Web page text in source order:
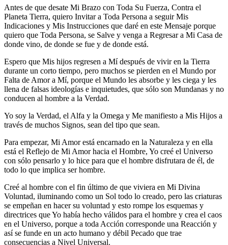
Antes de que desate Mi Brazo con Toda Su Fuerza, Contra el
Planeta Tierra, quiero Invitar a Toda Persona a seguir Mis
Indicaciones y Mis Instrucciones que daré en este Mensaje porque
quiero que Toda Persona, se Salve y venga a Regresar a Mi Casa de
donde vino, de donde se fue y de donde está.
Espero que Mis hijos regresen a Mí después de vivir en la Tierra
durante un corto tiempo, pero muchos se pierden en el Mundo por
Falta de Amor a Mí, porque el Mundo les absorbe y les ciega y les
llena de falsas ideologías e inquietudes, que sólo son Mundanas y no
conducen al hombre a la Verdad.
Yo soy la Verdad, el Alfa y la Omega y Me manifiesto a Mis Hijos a
través de muchos Signos, sean del tipo que sean.
Para empezar, Mi Amor está encarnado en la Naturaleza y en ella
está el Reflejo de Mi Amor hacia el Hombre, Yo creé el Universo
con sólo pensarlo y lo hice para que el hombre disfrutara de él, de
todo lo que implica ser hombre.
Creé al hombre con el fin último de que viviera en Mi Divina
Voluntad, iluminando como un Sol todo lo creado, pero las criaturas
se empeñan en hacer su voluntad y esto rompe los esquemas y
directrices que Yo había hecho válidos para el hombre y crea el caos
en el Universo, porque a toda Acción corresponde una Reacción y
así se funde en un acto humano y débil Pecado que trae
consecuencias a Nivel Universal.